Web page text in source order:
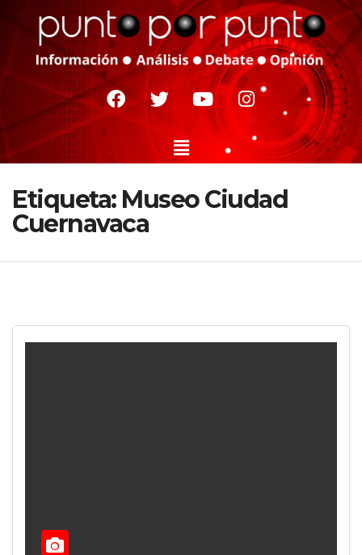
Etiqueta: Museo Ciudad
Cuernavaca